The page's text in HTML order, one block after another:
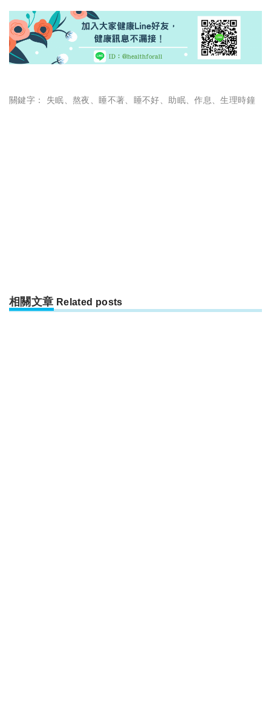
關鍵字： 失眠 熬夜 睡不著 睡不好 助眠、作息 、生理時鐘
相關文章 Related posts